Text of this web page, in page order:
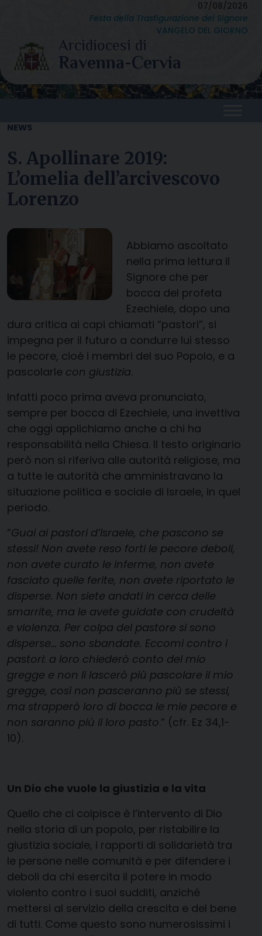
content
07/08/2026
Festa della Trasfigurazione del Signore
VANGELO DEL GIORNO
NEWS
S. Apollinare 2019:
L’omelia dell’arcivescovo
Lorenzo
Abbiamo ascoltato
nella prima lettura il
Signore che per
bocca del profeta
Ezechiele, dopo una
dura critica ai capi chiamati “pastori”, si
impegna per il futuro a condurre lui stesso
le pecore, cioè i membri del suo Popolo, e a
pascolarle con giustizia.
Infatti poco prima aveva pronunciato,
sempre per bocca di Ezechiele, una invettiva
che oggi applichiamo anche a chi ha
responsabilità nella Chiesa. Il testo originario
però non si riferiva alle autorità religiose, ma
a tutte le autorità che amministravano la
situazione politica e sociale di Israele, in quel
periodo.
“Guai ai pastori d’Israele, che pascono se
stessi! Non avete reso forti le pecore deboli,
non avete curato le inferme, non avete
fasciato quelle ferite, non avete riportato le
disperse. Non siete andati in cerca delle
smarrite, ma le avete guidate con crudeltà
e violenza. Per colpa del pastore si sono
disperse… sono sbandate. Eccomi contro i
pastori: a loro chiederò conto del mio
gregge e non li lascerò più pascolare il mio
gregge, così non pasceranno più se stessi,
ma strapperò loro di bocca le mie pecore e
non saranno più il loro pasto.” (cfr. Ez 34,1-
10).
Un Dio che vuole la giustizia e la vita
Quello che ci colpisce è l’intervento di Dio
nella storia di un popolo, per ristabilire la
giustizia sociale, i rapporti di solidarietà tra
le persone nelle comunità e per difendere i
deboli da chi esercita il potere in modo
violento contro i suoi sudditi, anziché
mettersi al servizio della crescita e del bene
di tutti. Come questo sono numerosissimi i